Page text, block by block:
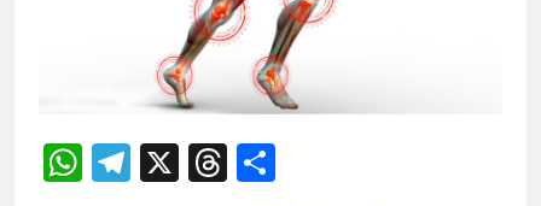
WhatsApp
Telegram
X Threads